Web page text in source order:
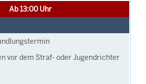
Ab 13:00 Uhr
vor dem Straf- oder Jugendrichter